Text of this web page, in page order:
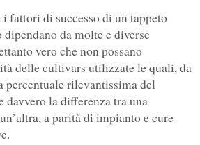
i fattori di successo di un tappeto
dipendano da molte e diverse
vero che non possano
delle cultivars utilizzate le quali, da
percentuale rilevantissima del
davvero la differenza tra una
a parità di impianto e cure